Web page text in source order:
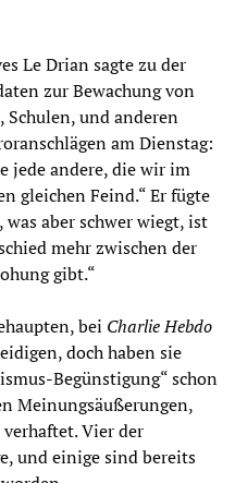
Le Drian sagte zu der
zur Bewachung von
und anderen
am Dienstag:
jede andere, die wir im
gleichen Feind.“ Er fügte
aber schwer wiegt, ist
mehr zwischen der
gibt.“
bei Charlie Hebdo
doch haben sie
Begünstigung“ schon
Meinungsäußerungen,
Vier der
und einige sind bereits